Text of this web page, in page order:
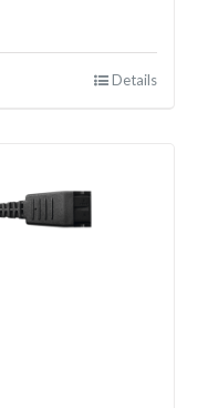
Details